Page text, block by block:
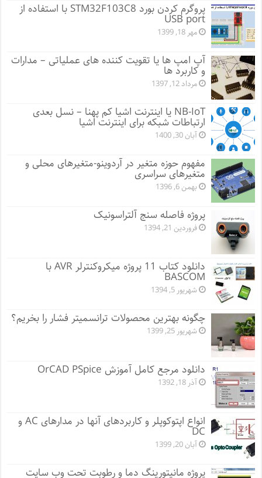
پروگرم کردن بورد STM32F103C8 با استفاده از
USB port
مهر 18, 1399
آپ امپ ها یا تقویت کننده های عملیاتی – مدارات
و کاربرد ها
مرداد 12, 1397
NB-IoT یا اینترنت اشیا کم پهنا – نسل بعدی
ارتباطات شبکه برای اینترنت اشیا
آبان 30, 1400
مفهوم حوزه متغیر در آردوینو-متغیرهای محلی و
متغیرهای سراسری
بهمن 6, 1396
پروژه فاصله سنج آلتراسونیک
فروردین 21, 1394
دانلود کتاب 11 پروژه میکروکنترلر AVR با
BASCOM
شهریور 5, 1394
چگونه بهترین محصولات ترانسمیتر فشار را بخریم؟
شهریور 25, 1399
دانلود مرجع کامل آموزش OrCAD PSpice
آذر 18, 1392
انواع اپتوکوپلر و کاربردهای آنها در مدارهای AC و
DC
آبان 20, 1399
پروژه مانيتورينگ دما و رطوبت تحت وب سایت